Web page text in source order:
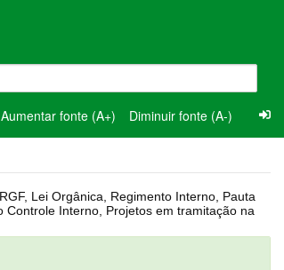
Aumentar fonte (A+) Diminuir fonte (A-)